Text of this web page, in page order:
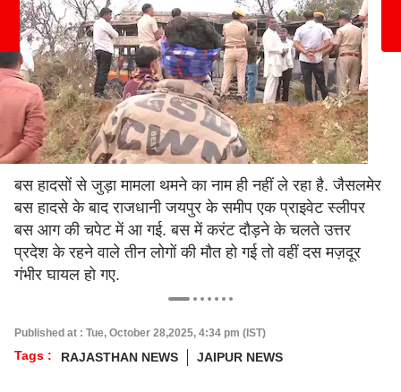
बस हादसों से जुड़ा मामला थमने का नाम ही नहीं ले रहा है. जैसलमेर
बस हादसे के बाद राजधानी जयपुर के समीप एक प्राइवेट स्लीपर
बस आग की चपेट में आ गई. बस में करंट दौड़ने के चलते उत्तर
प्रदेश के रहने वाले तीन लोगों की मौत हो गई तो वहीं दस मज़दूर
गंभीर घायल हो गए.
Published at : Tue, October 28,2025, 4:34 pm (IST)
Tags : RAJASTHAN NEWS JAIPUR NEWS